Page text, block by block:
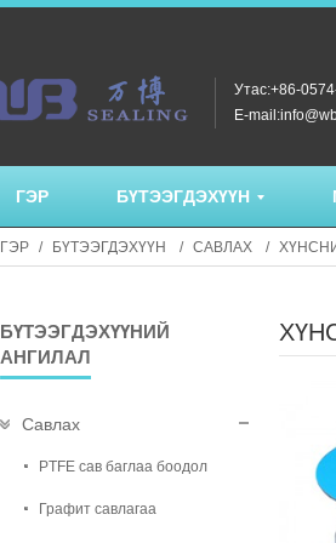
Утас:+86-
E-
ГЭР БҮТЭЭГДЭХҮҮН
ГЭР БҮТЭЭГДЭХҮҮН САВЛАХ
БҮТЭЭГДЭХҮҮНИЙ
АНГИЛАЛ
Савлах
PTFE сав баглаа боодол
Графит савлагаа